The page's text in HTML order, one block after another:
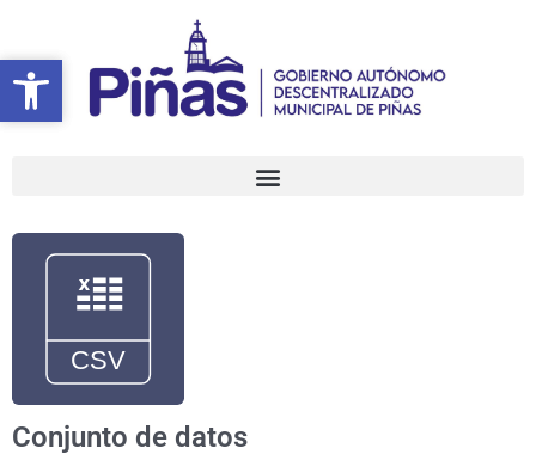
Abrir barra de herramientas
contenido
Conjunto de datos
Abrir barra de herramientas